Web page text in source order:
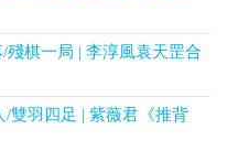
殘棋一局 | 李淳風袁天罡合
雙羽四足 | 紫薇君《推背